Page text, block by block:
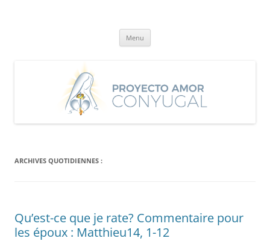
Menu
ARCHIVES QUOTIDIENNES :
Qu’est-ce que je rate? Commentaire pour
les époux : Matthieu14, 1-12